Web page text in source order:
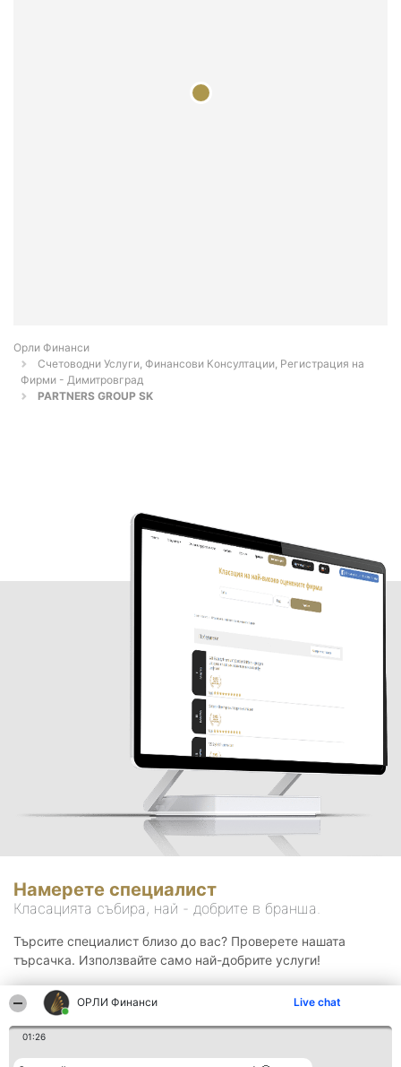
ОРЛИ Финанси Live chat
01:26
Орли Финанси
Счетоводни Услуги, Финансови Консултации, Регистрация на
Фирми - Димитровград
PARTNERS GROUP SK
Намерете специалист
Класацията събира, най - добрите в бранша.
Търсите специалист близо до вас? Проверете нашата
търсачка. Използвайте само най-добрите услуги!